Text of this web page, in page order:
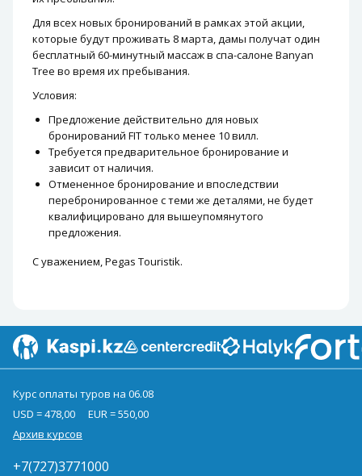
Для всех новых бронирований в рамках этой акции,
которые будут проживать 8 марта, дамы получат один
бесплатный 60-минутный массаж в спа-салоне Banyan
Tree во время их пребывания.
Условия:
Предложение действительно для новых
бронирований FIT только менее 10 вилл.
Требуется предварительное бронирование и
зависит от наличия.
Отмененное бронирование и впоследствии
перебронированное с теми же деталями, не будет
квалифицировано для вышеупомянутого
предложения.
С уважением, Pegas Touristik.
Курс оплаты туров на 06.08
USD = 478,00
EUR = 550,00
Архив курсов
+7(727)3771000